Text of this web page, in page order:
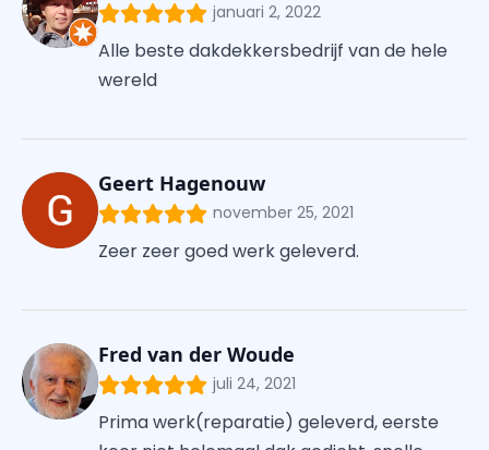
januari 2, 2022
Alle beste dakdekkersbedrijf van de hele
wereld
Geert Hagenouw
november 25, 2021
Zeer zeer goed werk geleverd.
Fred van der Woude
juli 24, 2021
Prima werk(reparatie) geleverd, eerste